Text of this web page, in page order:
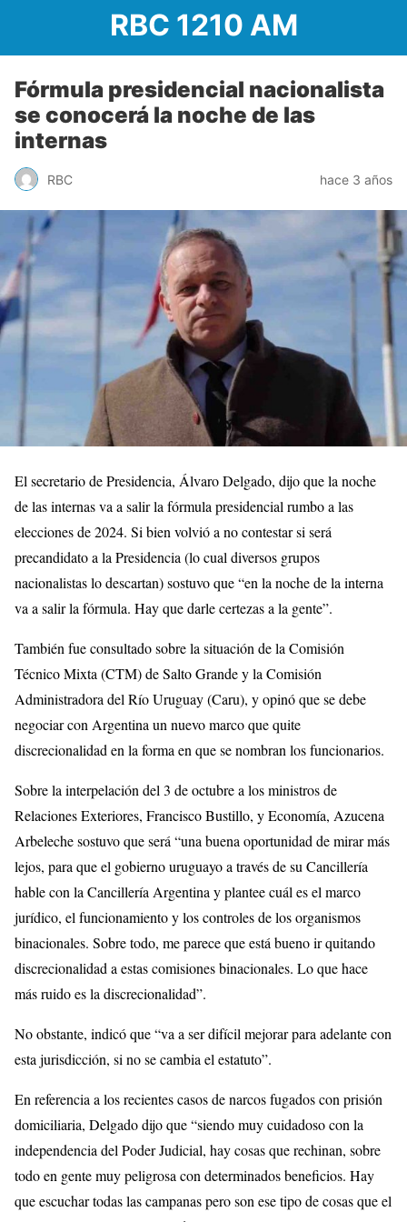
RBC 1210 AM
Fórmula presidencial nacionalista
se conocerá la noche de las
internas
RBC hace 3 años
El secretario de Presidencia, Álvaro Delgado, dijo que la noche
de las internas va a salir la fórmula presidencial rumbo a las
elecciones de 2024. Si bien volvió a no contestar si será
precandidato a la Presidencia (lo cual diversos grupos
nacionalistas lo descartan) sostuvo que “en la noche de la interna
va a salir la fórmula. Hay que darle certezas a la gente”.
También fue consultado sobre la situación de la Comisión
Técnico Mixta (CTM) de Salto Grande y la Comisión
Administradora del Río Uruguay (Caru), y opinó que se debe
negociar con Argentina un nuevo marco que quite
discrecionalidad en la forma en que se nombran los funcionarios.
Sobre la interpelación del 3 de octubre a los ministros de
Relaciones Exteriores, Francisco Bustillo, y Economía, Azucena
Arbeleche sostuvo que será “una buena oportunidad de mirar más
lejos, para que el gobierno uruguayo a través de su Cancillería
hable con la Cancillería Argentina y plantee cuál es el marco
jurídico, el funcionamiento y los controles de los organismos
binacionales. Sobre todo, me parece que está bueno ir quitando
discrecionalidad a estas comisiones binacionales. Lo que hace
más ruido es la discrecionalidad”.
No obstante, indicó que “va a ser difícil mejorar para adelante con
esta jurisdicción, si no se cambia el estatuto”.
En referencia a los recientes casos de narcos fugados con prisión
domiciliaria, Delgado dijo que “siendo muy cuidadoso con la
independencia del Poder Judicial, hay cosas que rechinan, sobre
todo en gente muy peligrosa con determinados beneficios. Hay
que escuchar todas las campanas pero son ese tipo de cosas que el